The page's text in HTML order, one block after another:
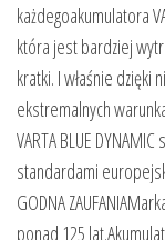
każdegoakumulatora
która jest bardziej
kratki. I właśnie dzięki
ekstremalnych
VARTA BLUE
standardami
GODNA
ponad 125